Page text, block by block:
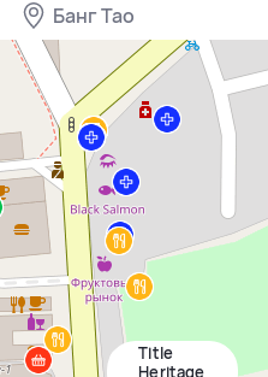
Банг Тао
Title
Heritage